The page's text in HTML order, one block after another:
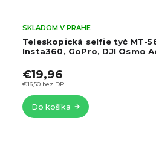
selfie tyč MT-58 pre
GoPro, DJI Osmo
V PRAHE
bez DPH
Do košíka